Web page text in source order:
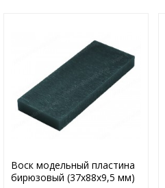
Воск модельный пластина
бирюзовый (37х88х9,5 мм)